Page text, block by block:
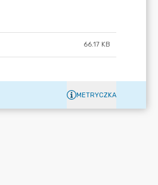
66.17 KB
METRYCZKA